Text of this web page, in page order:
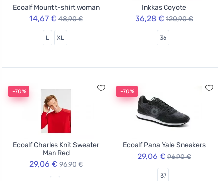
Ecoalf Mount t-shirt woman
14,67 € 48,90 €
L XL
Inkkas Coyote
36,28 € 120,90 €
36
-70%
Ecoalf Charles Knit Sweater
Man Red
29,06 € 96,90 €
-70%
Ecoalf Pana Yale Sneakers
29,06 € 96,90 €
37